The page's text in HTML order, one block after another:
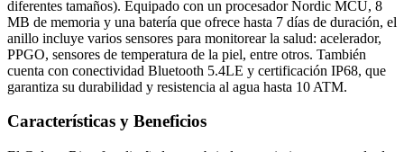
diferentes tamaños). Equipado con un procesador Nordic MCU, 8
MB de memoria y una batería que ofrece hasta 7 días de duración, el
anillo incluye varios sensores para monitorear la salud: acelerador,
PPGO, sensores de temperatura de la piel, entre otros. También
cuenta con conectividad Bluetooth 5.4LE y certificación IP68, que
garantiza su durabilidad y resistencia al agua hasta 10 ATM.
Características y Beneficios